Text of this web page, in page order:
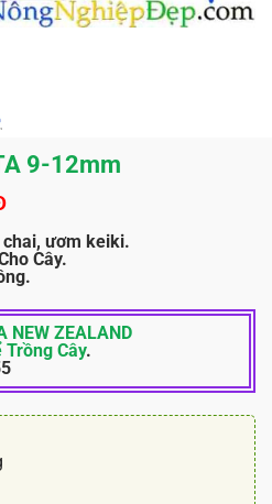
9-12mm
ươm keiki.
Cây.
NEW ZEALAND
Trồng Cây.